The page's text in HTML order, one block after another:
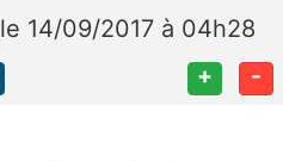
le 14/09/2017 à 04h28
+ -